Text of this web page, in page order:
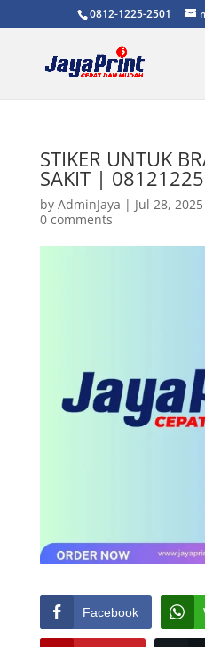
0812-1225-2501
STIKER UNTUK
SAKIT |
by AdminJaya | Jul 28, 2025
0 comments
Facebook